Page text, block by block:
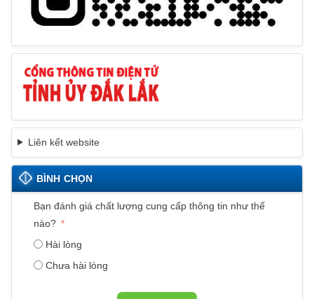
Liên kết website
BÌNH CHỌN
Bạn đánh giá chất lượng cung cấp thông tin như thế
nào?
Hài lòng
Chưa hài lòng